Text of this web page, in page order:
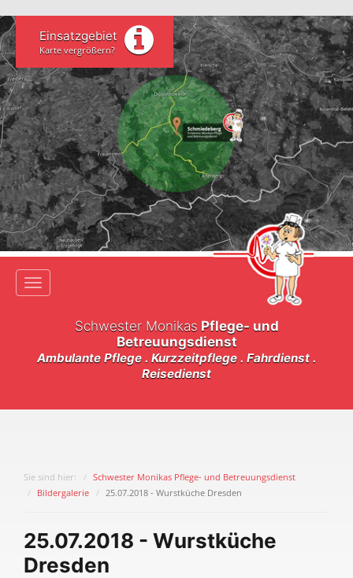
Einsatzgebiet
Karte vergrößern?
Toggle navigation
Schwester Monikas Pflege- und
Betreuungsdienst
Ambulante Pflege . Kurzzeitpflege . Fahrdienst .
Reisedienst
Sie sind hier:
Schwester Monikas Pflege- und Betreuungsdienst
Bildergalerie
25.07.2018 - Wurstküche Dresden
25.07.2018 - Wurstküche
Dresden